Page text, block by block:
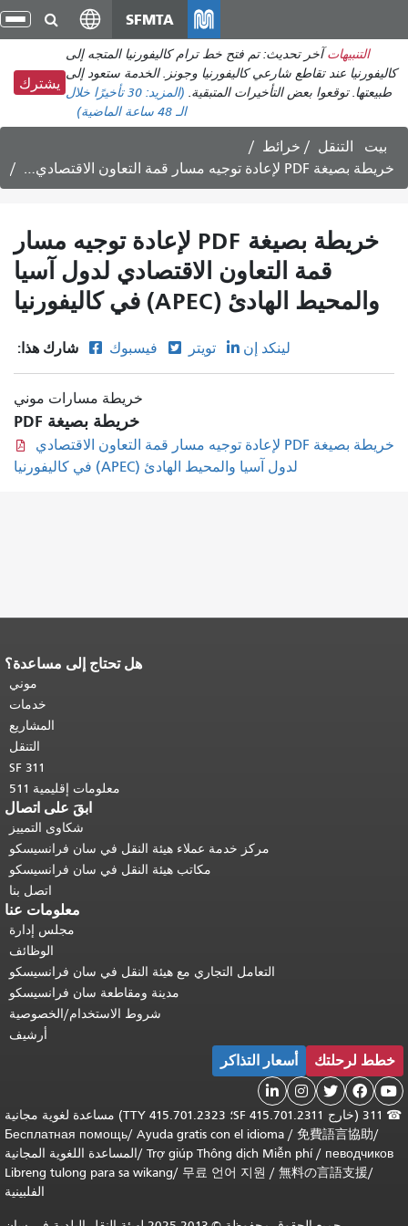
انتقل
إلى
المحتوى
الرئيسي
SFMTA
التنبيهات آخر تحديث: تم فتح خط ترام كاليفورنيا المتجه إلى
كاليفورنيا عند تقاطع شارعي كاليفورنيا وجونز. الخدمة ستعود إلى
طبيعتها. توقعوا بعض التأخيرات المتبقية. (المزيد: 30 تأخيرًا
خلال
الـ 48 ساعة الماضية)
يشترك
بيت التنقل
خرائط
خريطة بصيغة PDF لإعادة توجيه مسار قمة التعاون الاقتصادي لدول آسيا والمحيط الهادئ (APEC) في كاليفورنيا
خريطة بصيغة PDF لإعادة توجيه مسار
قمة التعاون الاقتصادي لدول آسيا
والمحيط الهادئ (APEC) في كاليفورنيا
شارك هذا: فيسبوك تويتر لينكد إن
خريطة مسارات موني
خريطة بصيغة PDF
خريطة بصيغة PDF لإعادة توجيه مسار قمة التعاون الاقتصادي
لدول آسيا والمحيط الهادئ (APEC) في كاليفورنيا
هل تحتاج إلى مساعدة؟
موني
خدمات
المشاريع
التنقل
SF 311
معلومات إقليمية 511
ابقَ على اتصال
شكاوى التمييز
مركز خدمة عملاء هيئة النقل في سان فرانسيسكو
مكاتب هيئة النقل في سان فرانسيسكو
اتصل بنا
معلومات عنا
مجلس إدارة
الوظائف
التعامل التجاري مع هيئة النقل في سان فرانسيسكو
مدينة ومقاطعة سان فرانسيسكو
شروط الاستخدام/الخصوصية
أرشيف
خطط لرحلتك أسعار التذاكر





☎
311 (خارج SF 415.701.2311؛ TTY 415.701.2323) مساعدة لغوية مجانية
/
免費語言協助
/
Ayuda gratis con el idioma
/
Бесплатная помощь
певодчиков
/
Trợ giúp Thông dịch Miễn phí
/المساعدة اللغوية المجانية
/
無料の言語支援
/
무료 언어 지원
/
Libreng tulong para sa wikang
الفلبينية